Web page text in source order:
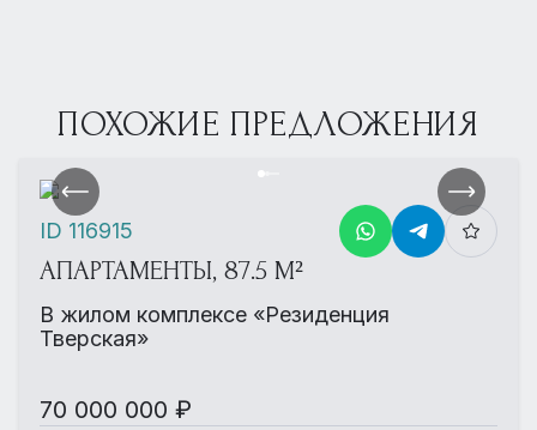
ПОХОЖИЕ ПРЕДЛОЖЕНИЯ
АПАРТАМЕНТЫ, 87.5 М²
В жилом комплексе «Резиденция
Тверская»
70 000 000 ₽
ID 116915